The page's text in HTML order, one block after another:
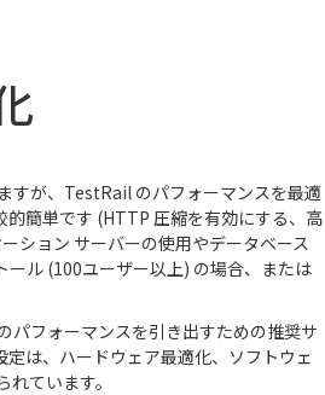
すが、TestRail のパフォーマンスを最適
簡単です (HTTP 圧縮を有効にする、高
ション サーバーの使用やデータベース
ル (100ユーザー以上) の場合、または
パフォーマンスを引き出すための推奨サ
は、ハードウェア最適化、ソフトウェ
ています。